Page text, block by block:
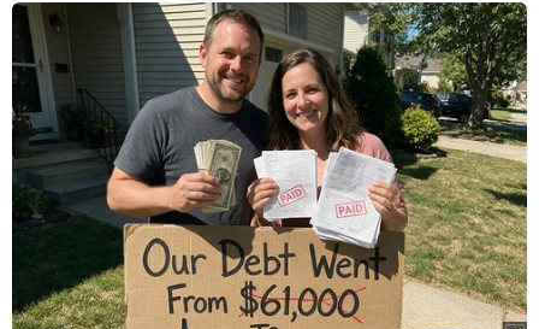
Nguyên Lý
13/12/2016 13:03
Chiều tối 13/12, lũ trên các sông ở Khánh Hòa đã
dâng cao do có mưa to, đã có một người chết do
bị lũ cuốn khi đi qua một khu vực ngập nước sâu.